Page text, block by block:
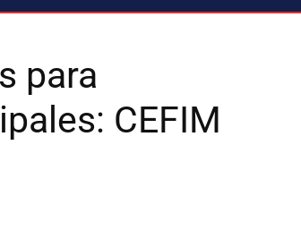
para
CEFIM